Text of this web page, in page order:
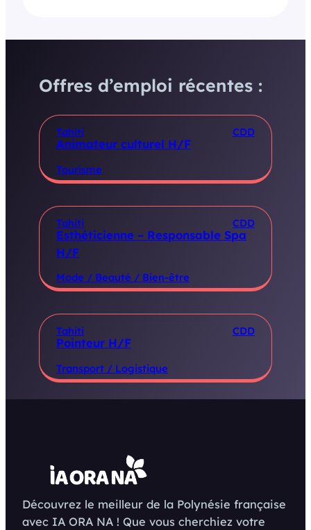
Offres d’emploi récentes :
Tahiti CDD
Animateur culturel H/F
Tourisme
Tahiti CDD
Esthéticienne – Responsable Spa
H/F
Mode / Beauté / Bien-être
Tahiti CDD
Pointeur H/F
Transport / Logistique
Découvrez le meilleur de la Polynésie française
avec IA ORA NA ! Que vous cherchiez votre